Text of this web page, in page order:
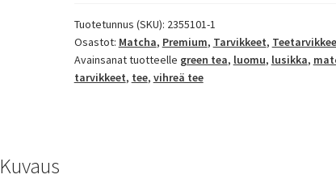
Tuotetunnus (SKU): 2355101-1
Osastot: Matcha, Premium, Tarvikkeet,
Avainsanat tuotteelle green tea, luomu, lusikka,
tarvikkeet, tee, vihreä tee
Kuvaus